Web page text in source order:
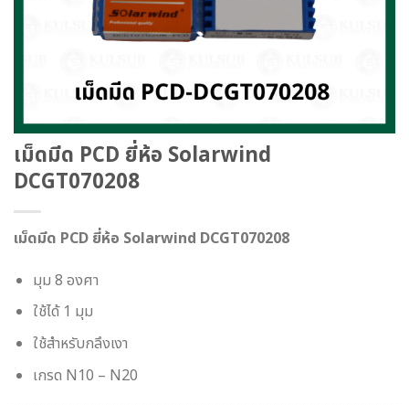
เม็ดมีด PCD ยี่ห้อ Solarwind
DCGT070208
เม็ดมีด PCD ยี่ห้อ Solarwind DCGT070208
มุม 8 องศา
ใช้ได้ 1 มุม
ใช้สำหรับกลึงเงา
เกรด N10 – N20